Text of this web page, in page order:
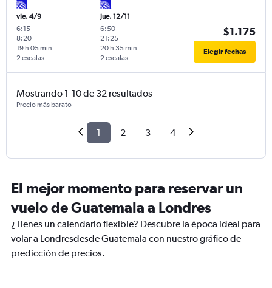
vie. 4/9
6:15-
8:20
2 escalas
19 h 05 min
jue. 12/11
6:50-
21:25
2 escalas
20 h 35 min
$1.175
Elegir fechas
Mostrando 1-10 de 32 resultados
Precio más barato
1 2 3 4
El mejor momento para reservar un
vuelo de Guatemala a Londres
¿Tienes un calendario flexible? Descubre la época ideal para
volar a Londresdesde Guatemala con nuestro gráfico de
predicción de precios.